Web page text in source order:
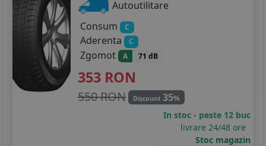
Autoutilitare
Consum
C
Aderenta C
Zgomot A 71 dB
353 RON
550 RON Discount 35%
In stoc - peste 12 buc
livrare 24/48 ore
Stoc magazin